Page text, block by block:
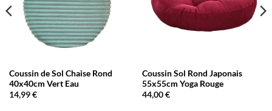
Coussin de Sol Chaise Rond
40x40cm Vert Eau
14,99€
Coussin Sol Rond Japonais
55x55cm Yoga Rouge
44,00€